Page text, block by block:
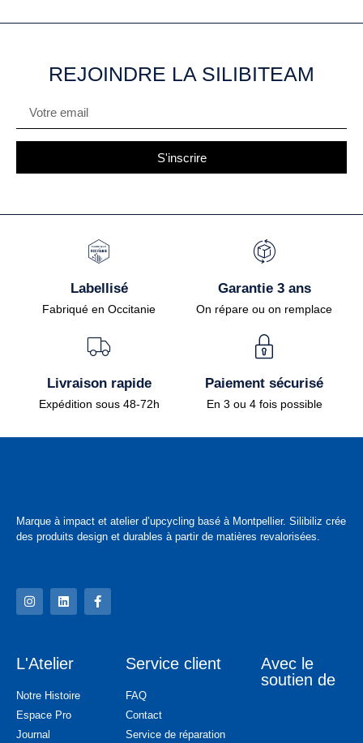
REJOINDRE LA SILIBITEAM
S'inscrire
Labellisé
Fabriqué en Occitanie
Garantie 3 ans
On répare ou on remplace
Livraison rapide
Expédition sous 48-72h
Paiement sécurisé
En 3 ou 4 fois possible
Marque à impact et atelier d’upcycling basé à Montpellier. Silibiliz crée
des produits design et durables à partir de matières revalorisées.
L'Atelier
Notre Histoire
Espace Pro
Journal
Service client
FAQ
Contact
Service de réparation
Avec le
soutien de